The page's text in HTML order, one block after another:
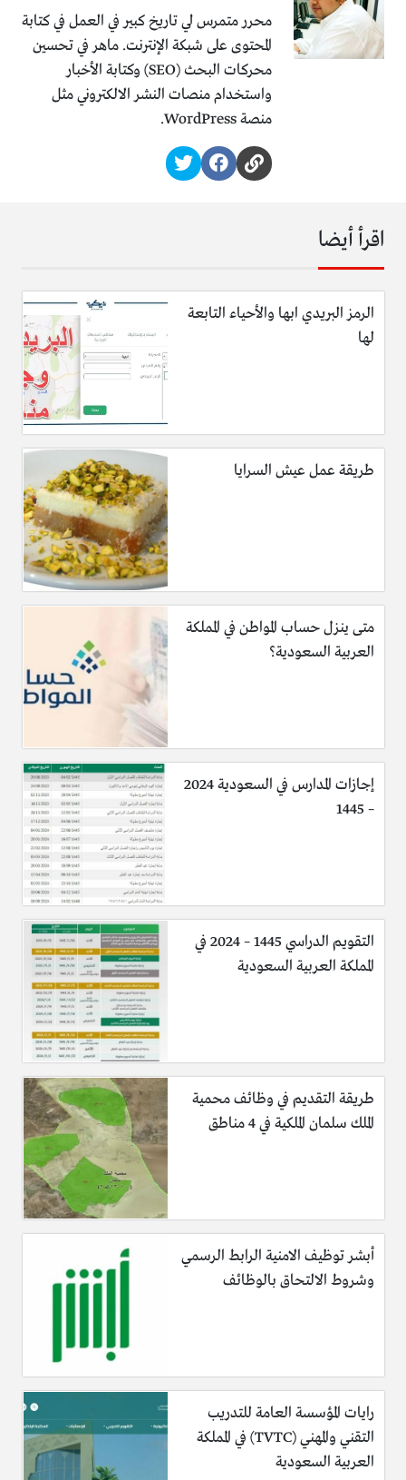
محرر متمرس لي تاريخ كبير في العمل في كتابة
المحتوى على شبكة الإنترنت. ماهر في تحسين
محركات البحث (SEO) وكتابة الأخبار
واستخدام منصات النشر الالكتروني مثل
منصة WordPress.
اقرأ أيضا
الرمز البريدي ابها والأحياء التابعة
لها
طريقة عمل عيش السرايا
متى ينزل حساب المواطن في المملكة
العربية السعودية؟
إجازات المدارس في السعودية 2024
– 1445
التقويم الدراسي 1445 – 2024 في
المملكة العربية السعودية
طريقة التقديم في وظائف محمية
الملك سلمان الملكية في 4 مناطق
أبشر توظيف الامنية الرابط الرسمي
وشروط الالتحاق بالوظائف
رايات المؤسسة العامة للتدريب
التقني والمهني (TVTC) في المملكة
العربية السعودية